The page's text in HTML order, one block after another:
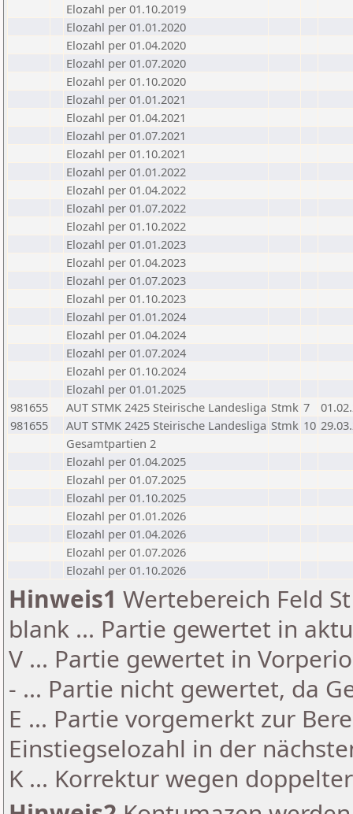
Elozahl per 01.10.2019
Elozahl per 01.01.2020
Elozahl per 01.04.2020
Elozahl per 01.07.2020
Elozahl per 01.10.2020
Elozahl per 01.01.2021
Elozahl per 01.04.2021
Elozahl per 01.07.2021
Elozahl per 01.10.2021
Elozahl per 01.01.2022
Elozahl per 01.04.2022
Elozahl per 01.07.2022
Elozahl per 01.10.2022
Elozahl per 01.01.2023
Elozahl per 01.04.2023
Elozahl per 01.07.2023
Elozahl per 01.10.2023
Elozahl per 01.01.2024
Elozahl per 01.04.2024
Elozahl per 01.07.2024
Elozahl per 01.10.2024
Elozahl per 01.01.2025
981655
AUT STMK 2425 Steirische Landesliga Stmk 7
981655
AUT STMK 2425 Steirische Landesliga Stmk 10
Gesamtpartien 2
Elozahl per 01.04.2025
Elozahl per 01.07.2025
Elozahl per 01.10.2025
Elozahl per 01.01.2026
Elozahl per 01.04.2026
Elozahl per 01.07.2026
Elozahl per 01.10.2026
Hinweis1 Wertebereich Feld
blank ... Partie gewertet in
V ... Partie gewertet in
- ... Partie nicht gewertet, da
E ... Partie vorgemerkt zur
Einstiegselozahl in der
K ... Korrektur wegen